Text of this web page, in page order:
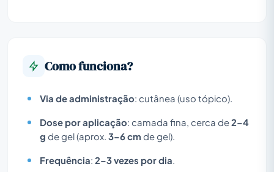
Como funciona?
Via de administração: cutânea (uso tópico).
Dose por aplicação: camada fina, cerca de2–4
g de gel (aprox. 3–6 cm de gel).
Frequência: 2–3 vezes por dia